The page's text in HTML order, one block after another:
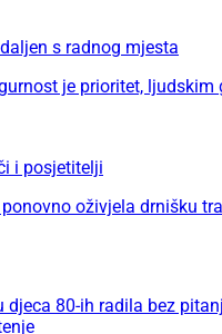
s radnog mjesta
je prioritet, ljudskim
i posjetitelji
oživjela drnišku
djeca 80-ih radila bez